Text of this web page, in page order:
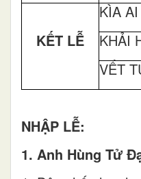
KẾT LỄ
KÌA
KHẢI
VẾT
NHẬP LỄ:
1. Anh Hùng Tử